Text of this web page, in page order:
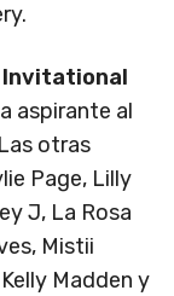
Invitational
aspirante al
otras
Page, Lilly
J, La Rosa
Mistii
Madden y